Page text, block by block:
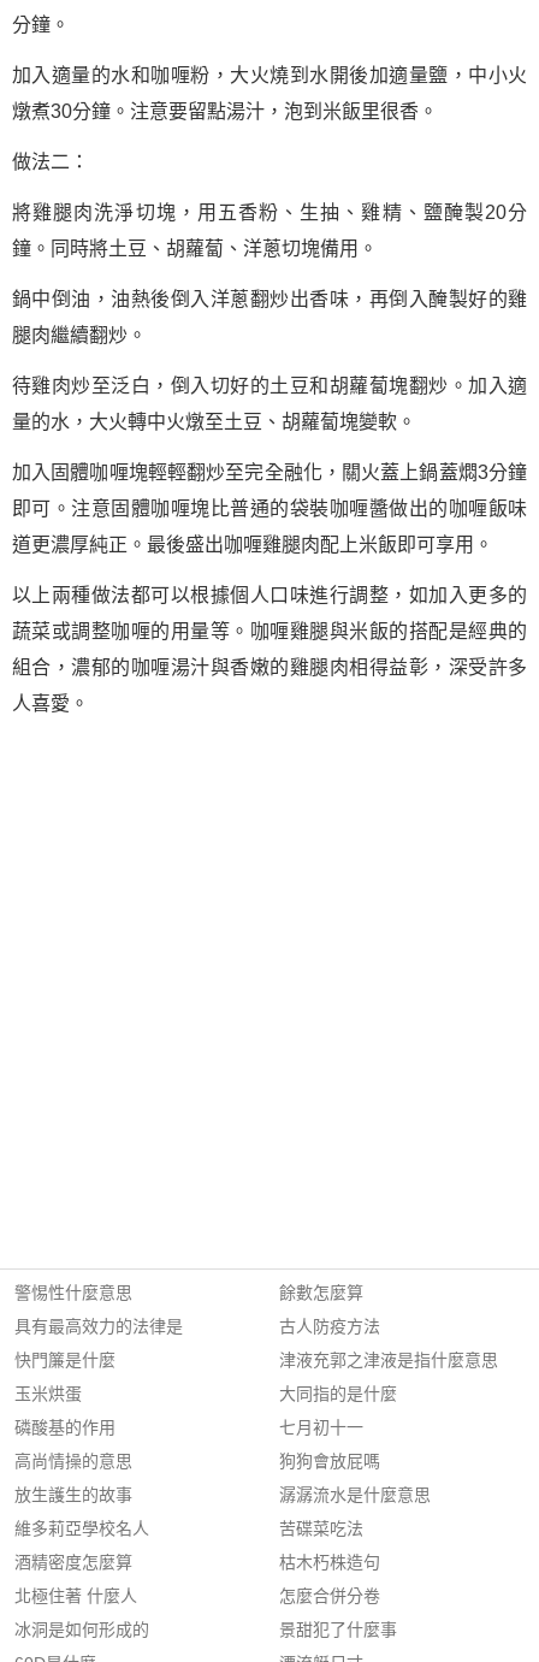
分鐘。
加入適量的水和咖喱粉，大火燒到水開後加適量鹽，中小火
燉煮30分鐘。注意要留點湯汁，泡到米飯里很香。
做法二：
將雞腿肉洗淨切塊，用五香粉、生抽、雞精、鹽醃製20分
鐘。同時將土豆、胡蘿蔔、洋蔥切塊備用。
鍋中倒油，油熱後倒入洋蔥翻炒出香味，再倒入醃製好的雞
腿肉繼續翻炒。
待雞肉炒至泛白，倒入切好的土豆和胡蘿蔔塊翻炒。加入適
量的水，大火轉中火燉至土豆、胡蘿蔔塊變軟。
加入固體咖喱塊輕輕翻炒至完全融化，關火蓋上鍋蓋燜3分鐘
即可。注意固體咖喱塊比普通的袋裝咖喱醬做出的咖喱飯味
道更濃厚純正。最後盛出咖喱雞腿肉配上米飯即可享用。
以上兩種做法都可以根據個人口味進行調整，如加入更多的
蔬菜或調整咖喱的用量等。咖喱雞腿與米飯的搭配是經典的
組合，濃郁的咖喱湯汁與香嫩的雞腿肉相得益彰，深受許多
人喜愛。
警惕性什麼意思
具有最高效力的法律是
快門簾是什麼
玉米烘蛋
磷酸基的作用
高尚情操的意思
放生護生的故事
維多莉亞學校名人
酒精密度怎麼算
北極住著 什麼人
冰洞是如何形成的
餘數怎麼算
古人防疫方法
津液充郭之津液是指什麼意思
大同指的是什麼
七月初十一
狗狗會放屁嗎
潺潺流水是什麼意思
苦碟菜吃法
枯木朽株造句
怎麼合併分卷
景甜犯了什麼事